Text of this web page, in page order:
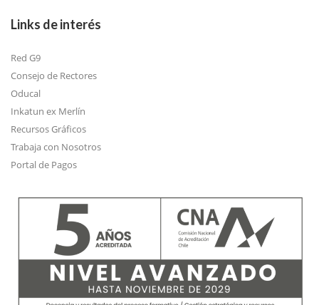
Links de interés
Red G9
Consejo de Rectores
Oducal
Inkatun ex Merlín
Recursos Gráficos
Trabaja con Nosotros
Portal de Pagos